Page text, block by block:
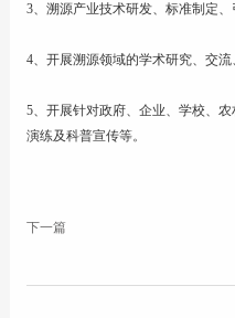
3、溯源产业技术研发、标准制定、
4、开展溯源领域的学术研究、交
5、开展针对政府、企业、学校、
演练及科普宣传等。
下一篇